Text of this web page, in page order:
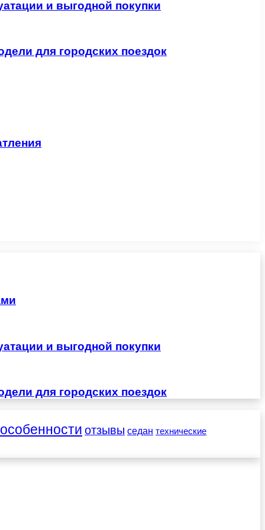
и выгодной покупки
для городских поездок
и выгодной покупки
для городских поездок
особенности отзывы седан технические